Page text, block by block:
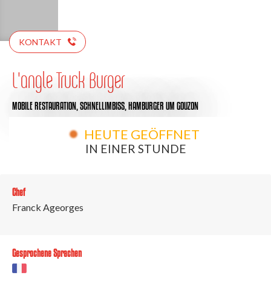
KONTAKT
L'angle Truck Burger
MOBILE RESTAURATION, SCHNELLIMBISS, HAMBURGER UM GOUZON
HEUTE GEÖFFNET
IN EINER STUNDE
Chef
Franck Ageorges
Gesprochene Sprachen